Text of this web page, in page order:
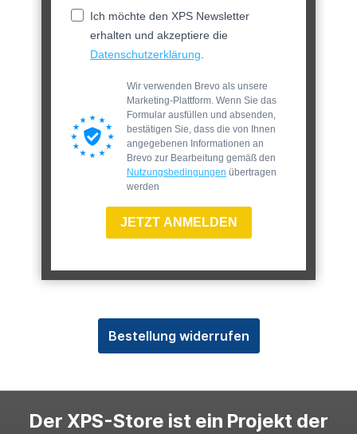
Ich möchte den XPS Newsletter
erhalten und akzeptiere die
Datenschutzerklärung
Wir verwenden Brevo als unsere
Marketing-Plattform. Wenn Sie das
Formular ausfüllen und absenden,
bestätigen Sie, dass die von Ihnen
angegebenen Informationen an
Brevo zur Bearbeitung gemäß den
Nutzungsbedingungen übertragen
werden
JETZT ANMELDEN
Bestellung widerrufen
Der XPS-Store ist ein Projekt der